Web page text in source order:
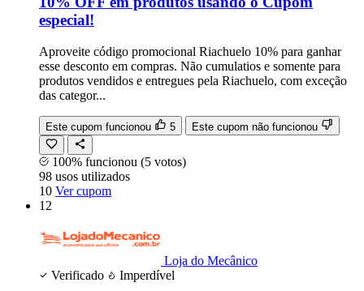
especial!
Aproveite código promocional Riachuelo 10% para ganhar
esse desconto em compras. Não cumulatios e somente para
produtos vendidos e entregues pela Riachuelo, com exceção
das categor...
Este cupom funcionou 5 Este cupom não funcionou
100% funcionou (5 votos)
98 usos utilizados
10 Ver cupom
12
Loja do Mecânico
Verificado
Imperdível